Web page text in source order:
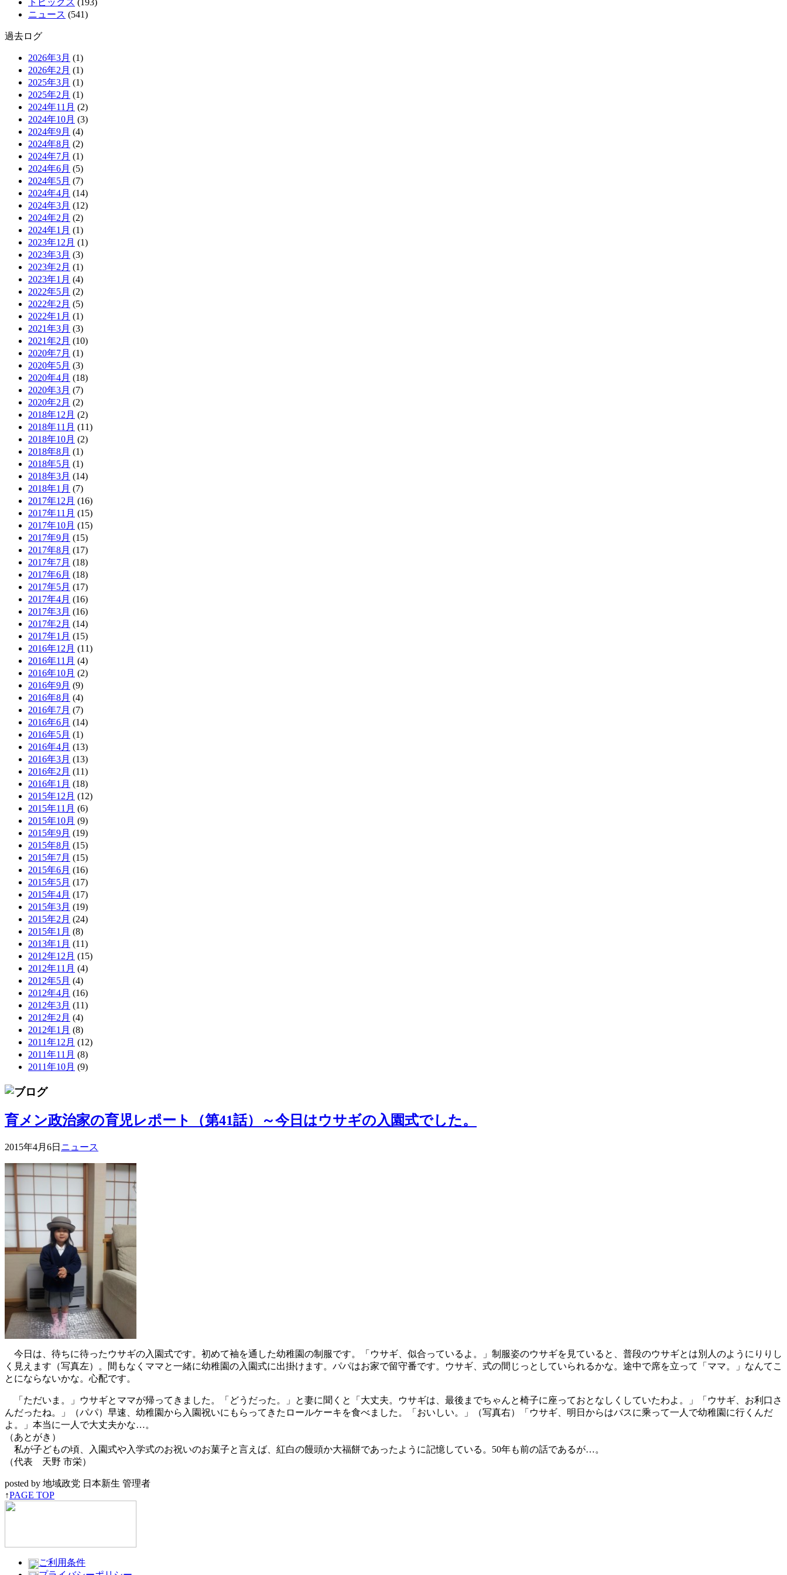
ニュース (541)
過去ログ
2026年3月 (1)
2026年2月 (1)
2025年3月 (1)
2025年2月 (1)
2024年11月 (2)
2024年10月 (3)
2024年9月 (4)
2024年8月 (2)
2024年7月 (1)
2024年6月 (5)
2024年5月 (7)
2024年4月 (14)
2024年3月 (12)
2024年2月 (2)
2024年1月 (1)
2023年12月 (1)
2023年3月 (3)
2023年2月 (1)
2023年1月 (4)
2022年5月 (2)
2022年2月 (5)
2022年1月 (1)
2021年3月 (3)
2021年2月 (10)
2020年7月 (1)
2020年5月 (3)
2020年4月 (18)
2020年3月 (7)
2020年2月 (2)
2018年12月 (2)
2018年11月 (11)
2018年10月 (2)
2018年8月 (1)
2018年5月 (1)
2018年3月 (14)
2018年1月 (7)
2017年12月 (16)
2017年11月 (15)
2017年10月 (15)
2017年9月 (15)
2017年8月 (17)
2017年7月 (18)
2017年6月 (18)
2017年5月 (17)
2017年4月 (16)
2017年3月 (16)
2017年2月 (14)
2017年1月 (15)
2016年12月 (11)
2016年11月 (4)
2016年10月 (2)
2016年9月 (9)
2016年8月 (4)
2016年7月 (7)
2016年6月 (14)
2016年5月 (1)
2016年4月 (13)
2016年3月 (13)
2016年2月 (11)
2016年1月 (18)
2015年12月 (12)
2015年11月 (6)
2015年10月 (9)
2015年9月 (19)
2015年8月 (15)
2015年7月 (15)
2015年6月 (16)
2015年5月 (17)
2015年4月 (17)
2015年3月 (19)
2015年2月 (24)
2015年1月 (8)
2013年1月 (11)
2012年12月 (15)
2012年11月 (4)
2012年5月 (4)
2012年4月 (16)
2012年3月 (11)
2012年2月 (4)
2012年1月 (8)
2011年12月 (12)
2011年11月 (8)
2011年10月 (9)
育メン政治家の育児レポート（第41話）～今日はウサギの入園式でした。
2015年4月6日 ニュース
今日は、待ちに待ったウサギの入園式です。初めて袖を通した幼稚園の制服です。「ウサギ、似合っているよ。」制服姿のウサギを見ていると、普段のウサギとは別人のようにりりし
く見えます（写真左）。間もなくママと一緒に幼稚園の入園式に出掛けます。パパはお家で留守番です。ウサギ、式の間じっとしていられるかな。途中で席を立って「ママ。」なんてこ
とにならないかな。心配です。
「ただいま。」ウサギとママが帰ってきました。「どうだった。」と妻に聞くと「大丈夫。ウサギは、最後までちゃんと椅子に座っておとなしくしていたわよ。」「ウサギ、お利口さ
んだったね。」（パパ）早速、幼稚園から入園祝いにもらってきたロールケーキを食べました。「おいしい。」（写真右）「ウサギ、明日からはバスに乘って一人で幼稚園に行くんだ
よ。」本当に一人で大丈夫かな…。
（あとがき）
私が子どもの頃、入園式や入学式のお祝いのお菓子と言えば、紅白の饅頭か大福餅であったように記憶している。50年も前の話であるが…。
（代表 天野 市栄）
posted by 地域政党 日本新生 管理者
↑PAGE TOP
ご利用条件